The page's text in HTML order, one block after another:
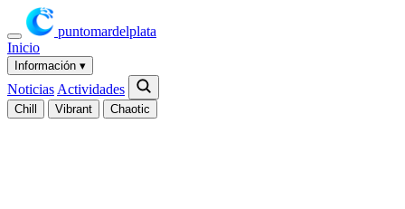
puntomardelplata
Inicio
Información ▾
Noticias Actividades
Chill Vibrant Chaotic